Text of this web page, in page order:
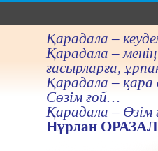
Қарадала –
Қарадала –
ғасырларға,
Қарадала – қара
Сөзiм ғой…
Қарадала – Өзiм
Нұрлан